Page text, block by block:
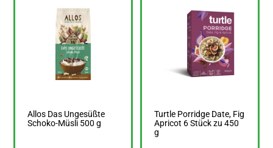
Allos Das Ungesüßte
Schoko-Müsli 500 g
Turtle Porridge Date, Fig
Apricot 6 Stück zu 450
g